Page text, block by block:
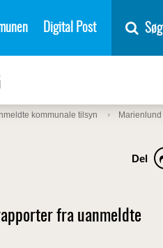
Digital Post Søg
kommunale tilsyn Marienlund
Del
fra uanmeldte